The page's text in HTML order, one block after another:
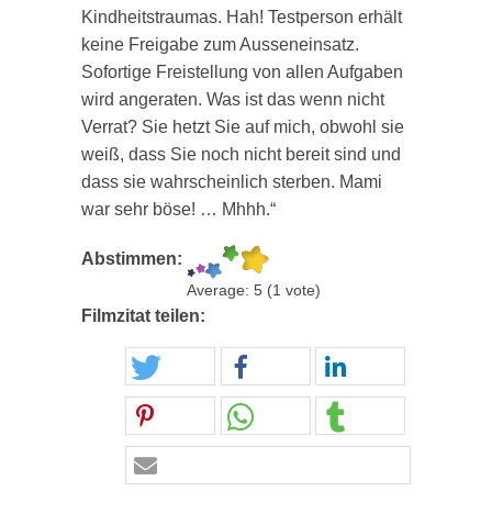
Kindheitstraumas. Hah! Testperson erhält
keine Freigabe zum Ausseneinsatz.
Sofortige Freistellung von allen Aufgaben
wird angeraten. Was ist das wenn nicht
Verrat? Sie hetzt Sie auf mich, obwohl sie
weiß, dass Sie noch nicht bereit sind und
dass sie wahrscheinlich sterben. Mami
war sehr böse! … Mhhh.“
Abstimmen:
Average: 5 (1 vote)
Filmzitat teilen: